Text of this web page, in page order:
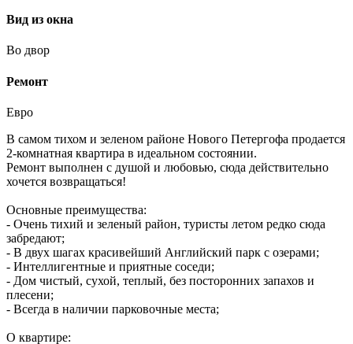
Вид из окна
Во двор
Ремонт
Евро
В самом тихом и зеленом районе Нового Петергофа продается
2-комнатная квартира в идеальном состоянии.
Ремонт выполнен с душой и любовью, сюда действительно
хочется возвращаться!
Основные преимущества:
- Очень тихий и зеленый район, туристы летом редко сюда
забредают;
- В двух шагах красивейший Английский парк с озерами;
- Интеллигентные и приятные соседи;
- Дом чистый, сухой, теплый, без посторонних запахов и
плесени;
- Всегда в наличии парковочные места;
О квартире: